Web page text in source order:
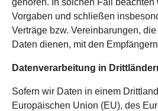
gehören. In solchen Fall beachten
Vorgaben und schließen
Verträge bzw. Vereinbarungen,
Daten dienen, mit den
Datenverarbeitung in
Sofern wir Daten in einem
Europäischen Union (EU), des